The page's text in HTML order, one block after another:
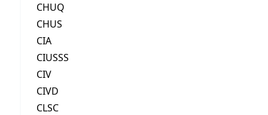
CHUQ
CHUS
CIA
CIUSSS
CIV
CIVD
CLSC